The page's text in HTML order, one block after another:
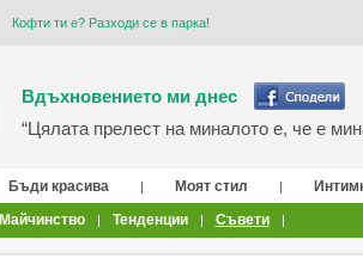
Кофти ти е? Разходи се в парка!
Вдъхновението ми днес
“Цялата прелест на миналото е, че е
Бъди красива | Моят стил |
Майчинство | Тенденции | Съвети |